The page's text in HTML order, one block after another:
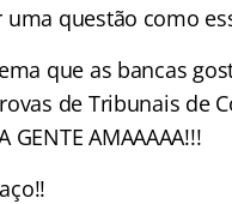
questão como
que as bancas
de Tribunais de
AMAAAAA!!!